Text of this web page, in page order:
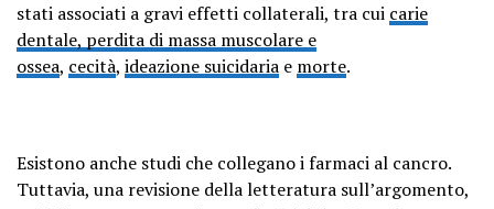
stati associati a gravi effetti collaterali, tra cui carie
dentale, perdita di massa muscolare e
ossea, cecità, ideazione suicidaria e morte.
Esistono anche studi che collegano i farmaci al cancro.
Tuttavia, una revisione della letteratura sull’argomento,